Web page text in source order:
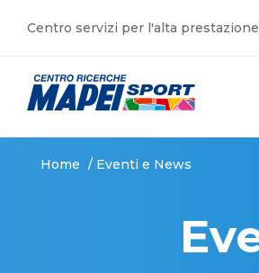
Centro servizi per l'alta
Home / Eventi e News